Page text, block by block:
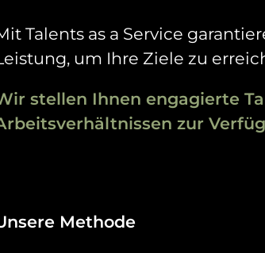
Talents as a Service
um Ihre Ziele zu
stellen Ihnen engagierte
zur
Methode